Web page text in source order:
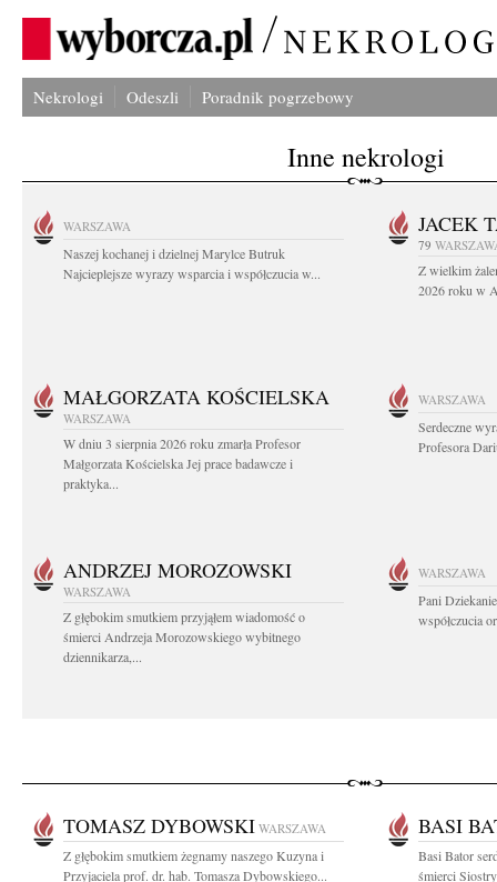
Nekrologi Odeszli Poradnik pogrzebowy
Inne nekrologi
WARSZAWA
Naszej kochanej i dzielnej Marylce Butruk
Najcieplejsze wyrazy wsparcia i współczucia w...
JACEK
79
Z wielkim
2026 roku w
MAŁGORZATA KOŚCIELSKA
WARSZAWA
W dniu 3 sierpnia 2026 roku zmarła Profesor
Małgorzata Kościelska Jej prace badawcze i
praktyka...
WARSZAWA
Serdeczne
Profesora
ANDRZEJ MOROZOWSKI
WARSZAWA
Z głębokim smutkiem przyjąłem wiadomość o
śmierci Andrzeja Morozowskiego wybitnego
dziennikarza,...
WARSZAWA
Pani
współczucia
TOMASZ DYBOWSKI WARSZAWA
Z głębokim smutkiem żegnamy naszego Kuzyna i
Przyjaciela prof. dr. hab. Tomasza Dybowskiego...
BASI
Basi Bator
śmierci